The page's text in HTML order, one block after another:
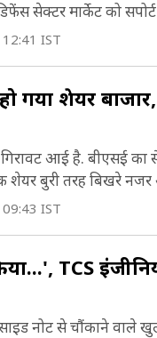
सेक्टर मार्केट को
IST
गया शेयर
आई है. बीएसई
शेयर बुरी तरह बिखरे
IST
TCS
नोट से चौंकाने वाले